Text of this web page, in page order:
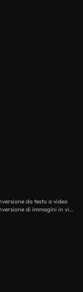
da testo a video
Flussi di lavoro di intelligenza artificiale per la conversione di immagini in video